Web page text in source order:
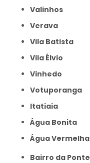
Valinhos
Verava
Vila Batista
Vila Élvio
Vinhedo
Votuporanga
itatiaia
Água Bonita
Água Vermelha
Bairro da Ponte